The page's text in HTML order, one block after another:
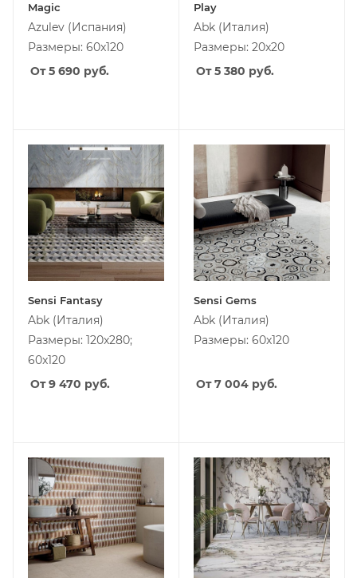
Magic
Azulev (Испания)
Размеры: 60x120
От 5 690 руб.
Play
Abk (Италия)
Размеры: 20x20
От 5 380 руб.
Sensi Fantasy
Abk (Италия)
Размеры: 120x280;
60x120
От 9 470 руб.
Sensi Gems
Abk (Италия)
Размеры: 60x120
От 7 004 руб.